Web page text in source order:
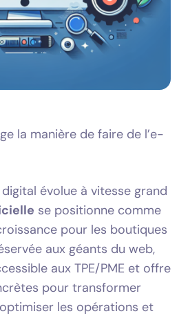
la manière de faire de l’e-
évolue à vitesse grand
se positionne comme
pour les boutiques
aux géants du web,
aux TPE/PME et offre
pour transformer
optimiser les opérations et